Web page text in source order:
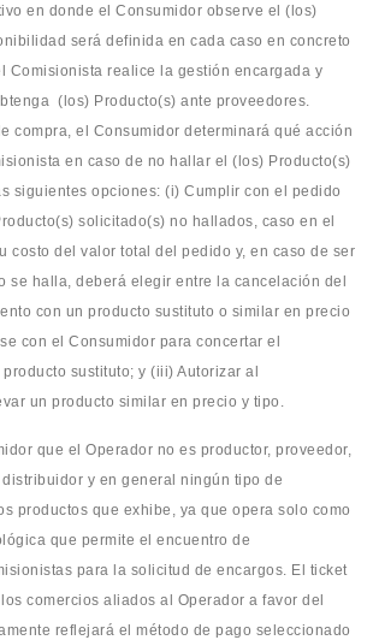
en donde el Consumidor observe el (los)
será definida en cada caso en concreto
Comisionista realice la gestión encargada y
(los) Producto(s) ante proveedores.
compra, el Consumidor determinará qué acción
en caso de no hallar el (los) Producto(s)
siguientes opciones: (i) Cumplir con el pedido
solicitado(s) no hallados, caso en el
costo del valor total del pedido y, en caso de ser
se halla, deberá elegir entre la cancelación del
con un producto sustituto o similar en precio
con el Consumidor para concertar el
sustituto; y (iii) Autorizar al
un producto similar en precio y tipo.
que el Operador no es productor, proveedor,
y en general ningún tipo de
productos que exhibe, ya que opera solo como
que permite el encuentro de
para la solicitud de encargos. El ticket
comercios aliados al Operador a favor del
reflejará el método de pago seleccionado